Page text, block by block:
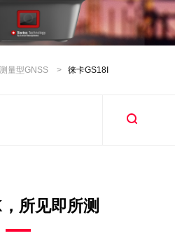
测量型GNSS > 徕卡GS18I
所见即所测